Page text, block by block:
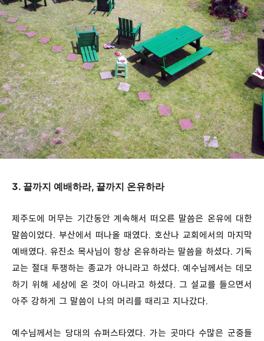
3. 끝까지 예배하라, 끝까지 온유하라
제주도에 머무는 기간동안 계속해서 떠오른 말씀은 온유에 대한
말씀이었다. 부산에서 떠나올 때였다. 호산나 교회에서의 마지막
예배였다. 유진소 목사님이 항상 온유하라는 말씀을 하셨다. 기독
교는 절대 투쟁하는 종교가 아니라고 하셨다. 예수님께서는 데모
하기 위해 세상에 온 것이 아니라고 하셨다. 그 설교를 들으면서
아주 강하게 그 말씀이 나의 머리를 때리고 지나갔다.
예수님께서는 당대의 슈퍼스타였다. 가는 곳마다 수많은 군중들